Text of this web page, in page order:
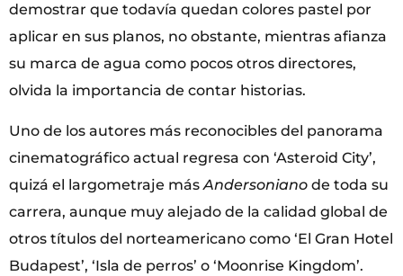
demostrar que todavía quedan colores pastel por
aplicar en sus planos, no obstante, mientras afianza
su marca de agua como pocos otros directores,
olvida la importancia de contar historias.
Uno de los autores más reconocibles del panorama
cinematográfico actual regresa con ‘Asteroid City’,
quizá el largometraje más Andersoniano de toda su
carrera, aunque muy alejado de la calidad global de
otros títulos del norteamericano como ‘El Gran Hotel
Budapest’, ‘Isla de perros’ o ‘Moonrise Kingdom’.